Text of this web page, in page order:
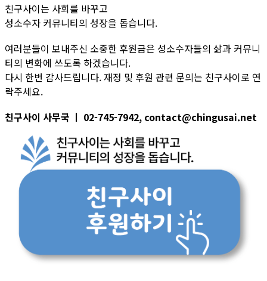
친구사이는 사회를 바꾸고
성소수자 커뮤니티의 성장을 돕습니다.
여러분들이 보내주신 소중한 후원금은 성소수자들의 삶과 커뮤니
티의 변화에 쓰도록 하겠습니다.
다시 한번 감사드립니다. 재정 및 후원 관련 문의는 친구사이로 연
락주세요.
친구사이 사무국 ㅣ 02-745-7942, contact@chingusai.net